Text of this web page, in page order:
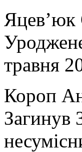
Яцев’юк
травня
Короп
Загинув